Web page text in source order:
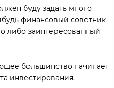
буду задать много
финансовый советник
либо заинтересованный
большинство начинает
инвестирования,